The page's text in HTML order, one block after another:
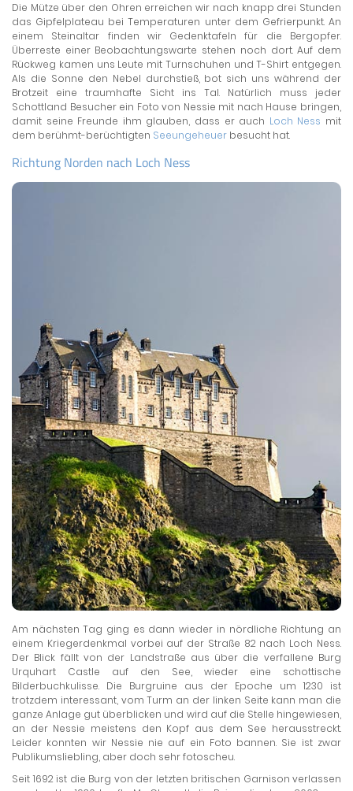
Die Mütze über den Ohren erreichen wir nach knapp drei Stunden
das Gipfelplateau bei Temperaturen unter dem Gefrierpunkt. An
einem Steinaltar finden wir Gedenktafeln für die Bergopfer.
Überreste einer Beobachtungswarte stehen noch dort. Auf dem
Rückweg kamen uns Leute mit Turnschuhen und T-Shirt entgegen.
Als die Sonne den Nebel durchstieß, bot sich uns während der
Brotzeit eine traumhafte Sicht ins Tal. Natürlich muss jeder
Schottland Besucher ein Foto von Nessie mit nach Hause bringen,
damit seine Freunde ihm glauben, dass er auch Loch Ness mit
dem berühmt-berüchtigten Seeungeheuer besucht hat.
Richtung Norden nach Loch Ness
Am nächsten Tag ging es dann wieder in nördliche Richtung an
einem Kriegerdenkmal vorbei auf der Straße 82 nach Loch Ness.
Der Blick fällt von der Landstraße aus über die verfallene Burg
Urquhart Castle auf den See, wieder eine schottische
Bilderbuchkulisse. Die Burgruine aus der Epoche um 1230 ist
trotzdem interessant, vom Turm an der linken Seite kann man die
ganze Anlage gut überblicken und wird auf die Stelle hingewiesen,
an der Nessie meistens den Kopf aus dem See herausstreckt.
Leider konnten wir Nessie nie auf ein Foto bannen. Sie ist zwar
Publikumsliebling, aber doch sehr fotoscheu.
Seit 1692 ist die Burg von der letzten britischen Garnison verlassen